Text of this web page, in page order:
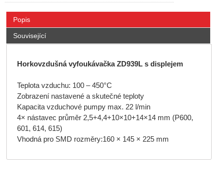
Popis
Související
Horkovzdušná vyfoukávačka ZD939L s displejem
Teplota vzduchu: 100 – 450°C
Zobrazení nastavené a skutečné teploty
Kapacita vzduchové pumpy max. 22 l/min
4× nástavec průměr 2,5+4,4+10×10­+14×14 mm (P600,
601, 614, 61­5)
Vhodná pro SMD rozměry:160 × 145 × 2­25 mm